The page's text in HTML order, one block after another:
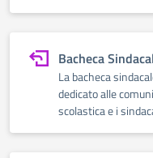
Bacheca
La bacheca
dedicato alle
scolastica e i